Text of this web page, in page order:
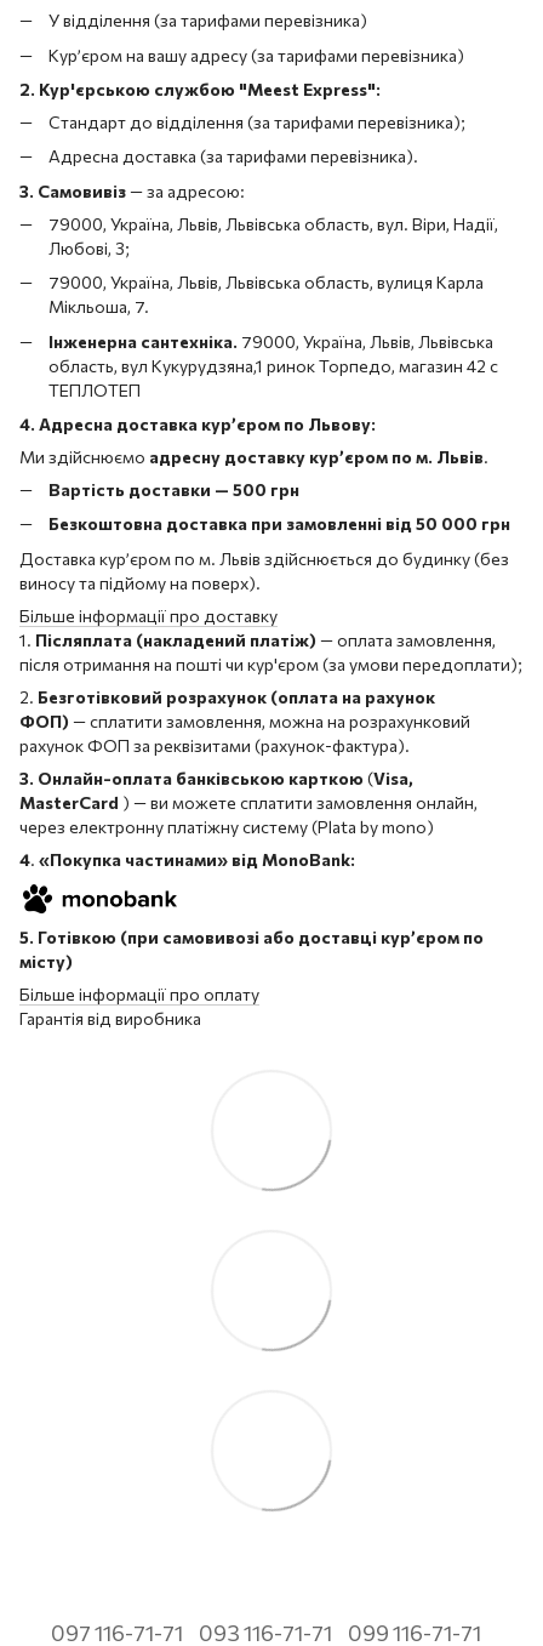
У відділення (за тарифами перевізника)
Кур’єром на вашу адресу (за тарифами перевізника)
2. Кур'єрською службою "Meest Express":
Стандарт до відділення (за тарифами перевізника);
Адресна доставка (за тарифами перевізника).
3. Самовивіз—за адресою:
79000, Україна, Львів, Львівська область, вул. Віри, Надії,
Любові, 3;
79000, Україна, Львів, Львівська область, вулиця Карла
Мікльоша, 7.
Інженерна сантехніка. 79000, Україна, Львів, Львівська
область, вул Кукурудзяна,1 ринок Торпедо, магазин 42 с
ТЕПЛОТЕП
4. Адресна доставка кур’єром по Львову:
Ми здійснюємо адресну доставку кур’єром по м. Львів.
Вартість доставки — 500 грн
Безкоштовна доставка при замовленні від 50 000 грн
Доставка кур’єром по м. Львів здійснюється до будинку (без
виносу та підйому на поверх).
Більше інформації про доставку
1. Післяплата (накладений платіж) — оплата замовлення,
після отримання на пошті чи кур'єром (за умови передоплати);
2. Безготівковий розрахунок (оплата на рахунок
ФОП) — сплатити замовлення, можна на розрахунковий
рахунок ФОП за реквізитами (рахунок-фактура).
3. Онлайн-оплата банківською карткою (Visa,
MasterCard ) — ви можете сплатити замовлення онлайн,
через електронну платіжну систему (Plata by mono)
4. «Покупка частинами» від MonoBank:
5. Готівкою (при самовивозі або доставці кур’єром по
місту)
Більше інформації про оплату
Гарантія від виробника
097 116-71-71 093 116-71-71 099 116-71-71